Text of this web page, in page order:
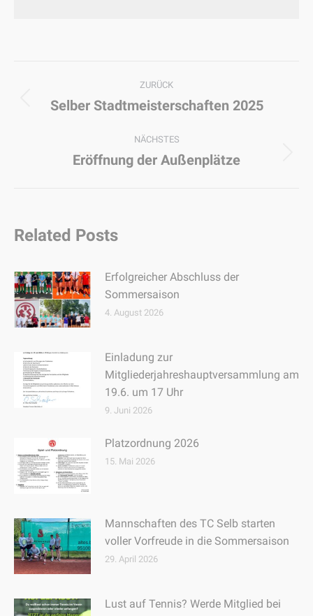
Kommentarnavigation
ZURÜCK
Vorheriger
Selber Stadtmeisterschaften 2025
NÄCHSTES
Nächster
Eröffnung der Außenplätze
Related Posts
Erfolgreicher Abschluss der
Sommersaison
4. August 2026
Einladung zur
Mitgliederjahreshauptversammlung am
19.6. um 17 Uhr
9. Juni 2026
Platzordnung 2026
15. Mai 2026
Mannschaften des TC Selb starten
voller Vorfreude in die Sommersaison
29. April 2026
Lust auf Tennis? Werde Mitglied bei